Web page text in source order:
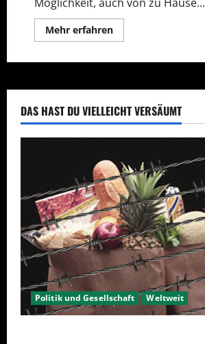
Mehr erfahrenMehr
Informationen
2009
DAS HAST DU VIELLEICHT VERSÄUMT
Politik und Gesellschaft Weltweit